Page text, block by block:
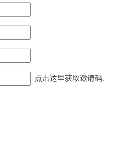
点击这里获取邀请码.